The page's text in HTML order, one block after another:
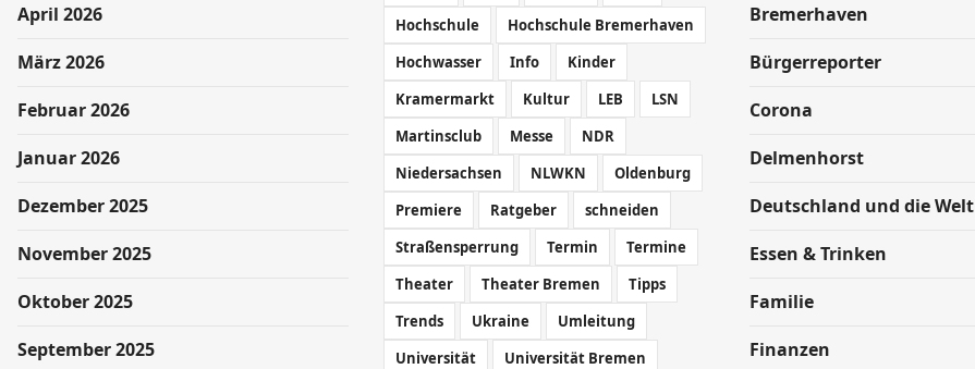
April 2026
März 2026
Februar 2026
Januar 2026
Dezember 2025
November 2025
Oktober 2025
September 2025
Hochschule
Hochschule Bremerhaven
Hochwasser
Info
Kinder
Kramermarkt
Kultur LEB
LSN
Martinsclub
Messe
NDR
Niedersachsen
NLWKN
Oldenburg
Premiere
Ratgeber
schneiden
Straßensperrung
Termin
Termine
Theater
Theater Bremen
Tipps
Trends
Ukraine
Umleitung
Universität
Universität Bremen
Bremerhaven
Bürgerreporter
Corona
Delmenhorst
Deutschland und die Welt
Essen & Trinken
Familie
Finanzen